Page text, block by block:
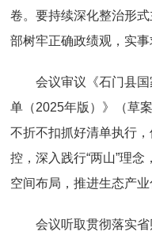
卷。要持续深化整治形
部树牢正确政绩观，实
会议审议《石门县
单（2025年版）》（草
不折不扣抓好清单执行
控，深入践行“两山”理
空间布局，推进生态产业
会议听取贯彻落实